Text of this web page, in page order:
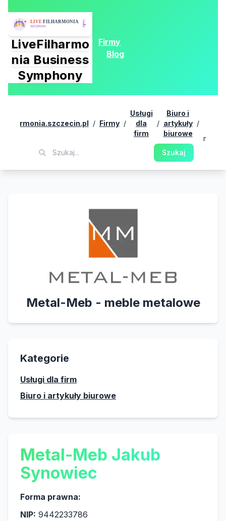
LiveFilharmo
nia Business
Symphony
Firmy
Blog
/ Firmy /
Usługi
dla
firm
/
Biuro i
artykuły
biurowe
/
Szukaj
Metal-Meb - meble metalowe
Kategorie
Usługi dla firm
Biuro i artykuły biurowe
Metal-Meb Jakub
Synowiec
Forma prawna:
NIP: 9442233786